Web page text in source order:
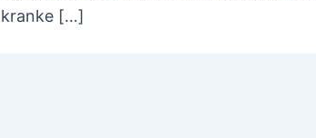
[…]